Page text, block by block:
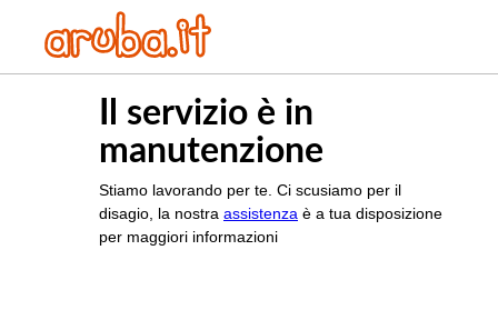
Il servizio è in
manutenzione
Stiamo lavorando per te. Ci scusiamo per il
disagio, la nostra assistenza è a tua disposizione
per maggiori informazioni